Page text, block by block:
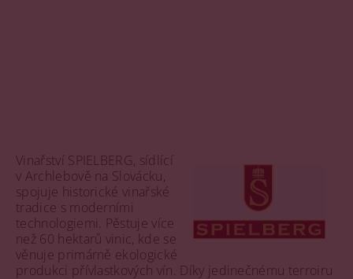
Vinařství SPIELBERG, sídlící
v Archlebově na Slovácku,
spojuje historické vinařské
tradice s moderními
technologiemi. Pěstuje více
než 60 hektarů vinic, kde se
věnuje primárně ekologické
produkci přívlastkových vín. Díky jedinečnému terroiru